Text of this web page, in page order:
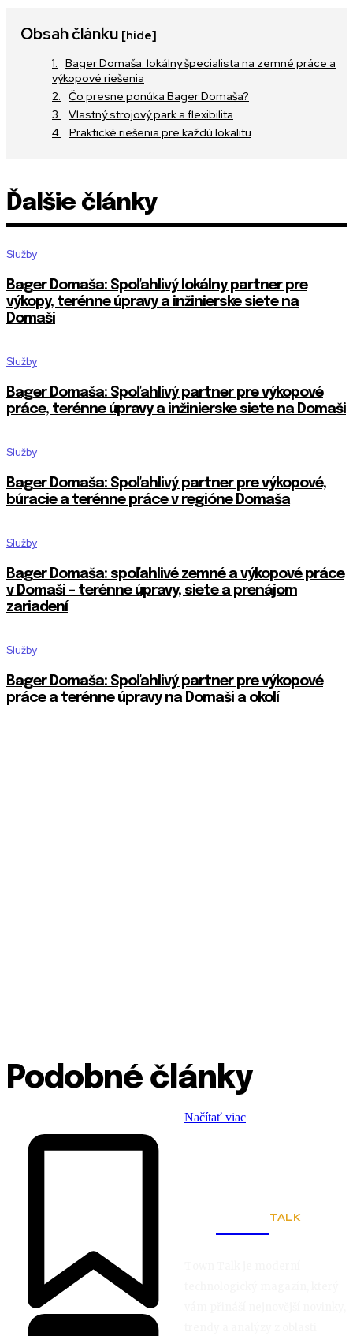
Obsah článku [hide]
Bager Domaša: lokálny špecialista na zemné práce a
výkopové riešenia
Čo presne ponúka Bager Domaša?
Vlastný strojový park a flexibilita
Praktické riešenia pre každú lokalitu
Ďalšie články
Služby
Bager Domaša: Spoľahlivý lokálny partner pre
výkopy, terénne úpravy a inžinierske siete na
Domaši
Služby
Bager Domaša: Spoľahlivý partner pre výkopové
práce, terénne úpravy a inžinierske siete na Domaši
Služby
Bager Domaša: Spoľahlivý partner pre výkopové,
búracie a terénne práce v regióne Domaša
Služby
Bager Domaša: spoľahlivé zemné a výkopové práce
v Domaši – terénne úpravy, siete a prenájom
zariadení
Služby
Bager Domaša: Spoľahlivý partner pre výkopové
práce a terénne úpravy na Domaši a okolí
Podobné články
Načítať viac
TALK